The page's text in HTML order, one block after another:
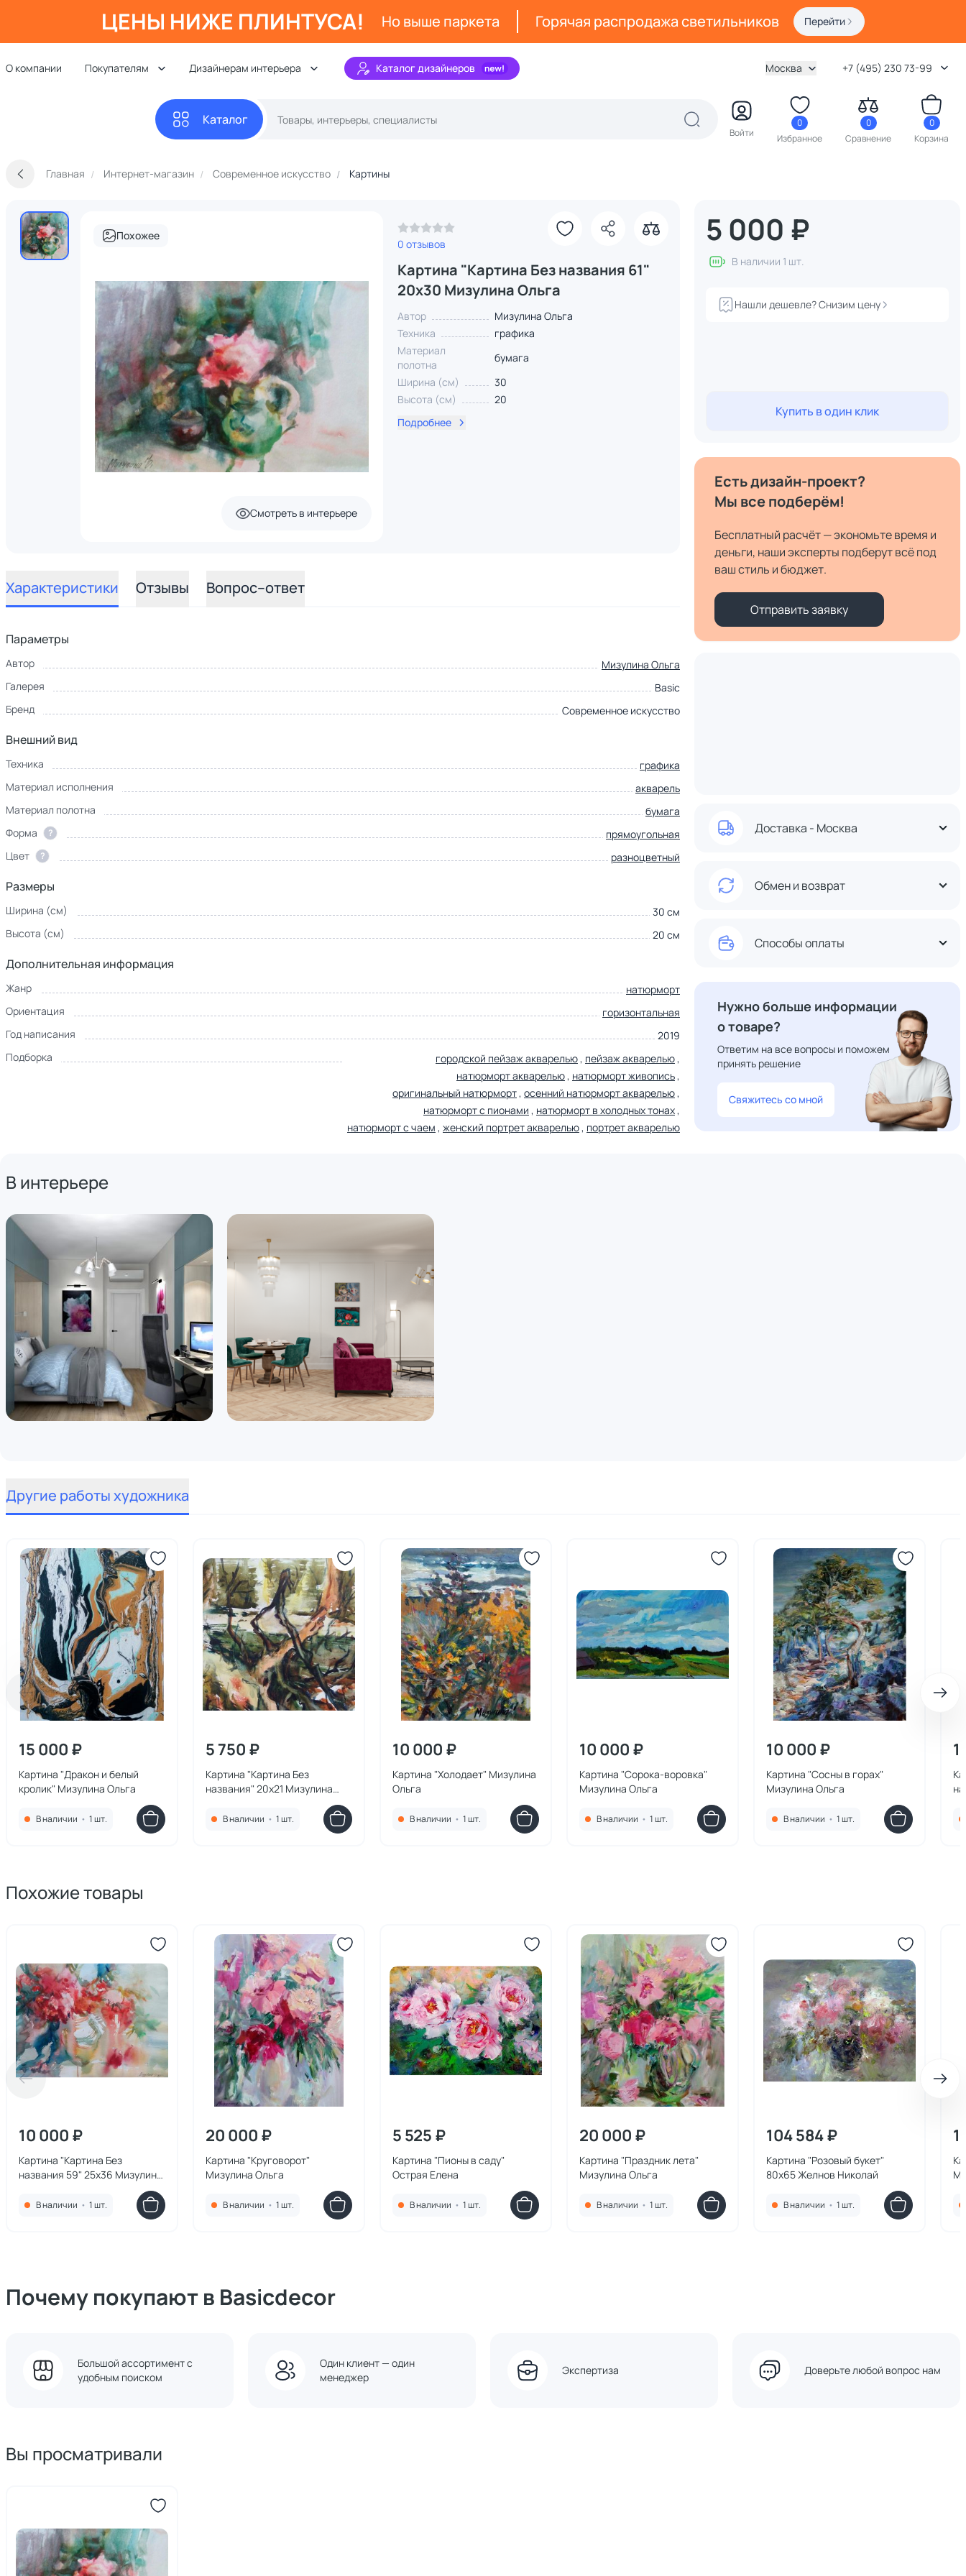
ЦЕНЫ НИЖЕ ПЛИНТУСА! Но выше паркета Горячая распродажа светильников Перейти
О компании Покупателям Дизайнерам интерьера Каталог дизайнеров Москва +7 (495) 230 73-99
Каталог
Войти
0
Избранное
0
Сравнение
0
Корзина
Главная Интернет-магазин Современное искусство Картины
Похожее
Смотреть в интерьере
0 отзывов
Картина "Картина Без названия 61"
20x30 Мизулина Ольга
Автор
Мизулина Ольга
Техника
графика
Материал
полотна
бумага
Ширина (см)
30
Высота (см)
20
Подробнее
Характеристики Отзывы Вопрос–ответ
Параметры
Автор
Мизулина Ольга
Галерея
Basic
Бренд
Современное искусство
Внешний вид
Техника
графика
Материал исполнения
акварель
Материал полотна
бумага
Форма
?
прямоугольная
Цвет
? разноцветный
Размеры
Ширина (см)
30 см
Высота (см)
20 см
Дополнительная информация
Жанр
натюрморт
Ориентация
горизонтальная
Год написания
2019
Подборка
городской пейзаж акварелью, пейзаж акварелью,
натюрморт акварелью, натюрморт живопись,
оригинальный натюрморт, осенний натюрморт акварелью,
натюрморт с пионами , натюрморт в холодных тонах,
натюрморт с чаем , женский портрет акварелью, портрет акварелью
5 000 ₽
В наличии 1 шт.
Нашли дешевле? Снизим цену
Купить в один клик
Есть дизайн-проект?
Мы все подберём!
Бесплатный расчёт — экономьте время и
деньги, наши эксперты подберут всё под
ваш стиль и бюджет.
Отправить заявку
Доставка - Москва
Обмен и возврат
Способы оплаты
Нужно больше информации
о товаре?
Ответим на все вопросы и поможем
принять решение
Свяжитесь со мной
В интерьере
Другие работы художника
15 000 ₽
Картина "Дракон и белый
кролик" Мизулина Ольга
В наличии • 1 шт.
5 750 ₽
Картина "Картина Без
названия" 20x21 Мизулина
В наличии • 1 шт.
10 000 ₽
Картина "Холодает" Мизулина
Ольга
В наличии • 1 шт.
10 000 ₽
Картина "Сорока-воровка"
Мизулина Ольга
В наличии • 1 шт.
10 000 ₽
Картина "Сосны в горах"
Мизулина Ольга
В наличии • 1 шт.
Похожие товары
10 000 ₽
Картина "Картина Без
названия 59" 25x36 Мизулина
В наличии • 1 шт.
20 000 ₽
Картина "Круговорот"
Мизулина Ольга
В наличии • 1 шт.
5 525 ₽
Картина "Пионы в саду"
Острая Елена
В наличии • 1 шт.
20 000 ₽
Картина "Праздник лета"
Мизулина Ольга
В наличии • 1 шт.
104 584 ₽
Картина "Розовый букет"
80x65 Желнов Николай
В наличии • 1 шт.
Почему покупают в Basicdecor
Большой ассортимент с
удобным поиском
Один клиент — один
менеджер
Экспертиза Доверьте любой вопрос нам
Вы просматривали